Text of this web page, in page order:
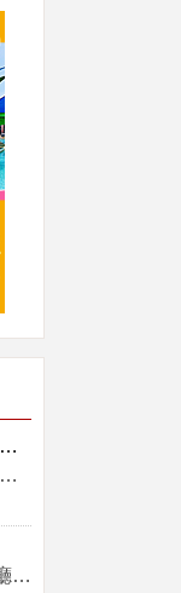
徵求--遠雄品牌-悅樂旅店台中站前...
徵求--遠雄品牌-悅樂旅店台中站前...
8/2一早08：45抵達二樓餐廳，...